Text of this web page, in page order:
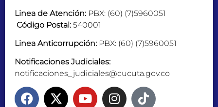
Linea de Atención: PBX: (60) (7)5960051
Código Postal: 540001
Linea Anticorrupción: PBX: (60) (7)5960051
Notificaciones Judiciales:
notificaciones_judiciales@cucuta.gov.co